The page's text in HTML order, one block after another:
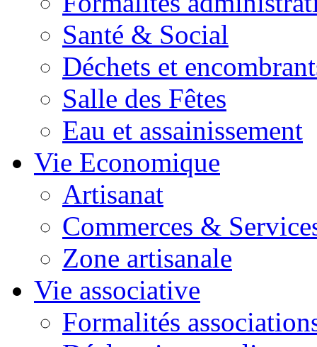
Santé & Social
Déchets et
Salle des Fêtes
Eau et assainissement
Vie Economique
Artisanat
Commerces &
Zone artisanale
Vie associative
Formalités